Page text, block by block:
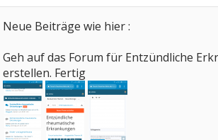
Neue Beiträge wie hier :
Geh auf das Forum für Entzündliche
erstellen. Fertig